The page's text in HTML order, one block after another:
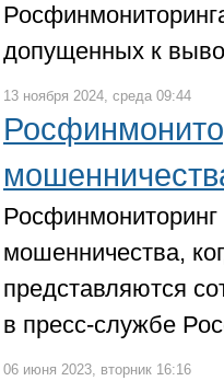
допущенных к
13 ноября 2024, среда 09:44
мошенничества,
представляются
в пресс-службе
06 июня 2023, вторник 16:16